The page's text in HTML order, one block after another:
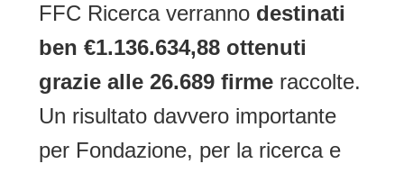
FFC Ricerca verrannodestinati
ben €1.136.634,88 ottenuti
grazie alle 26.689 firmeraccolte.
Un risultato davvero importante
per Fondazione, per la ricerca e